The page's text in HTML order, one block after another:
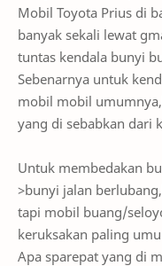
Mobil Toyota Prius di
banyak sekali lewat
tuntas kendala bunyi
Sebenarnya untuk
mobil mobil
yang di sebabkan dari
Untuk membedakan
>bunyi jalan
tapi mobil buang/
keruksakan paling
Apa sparepat yang di